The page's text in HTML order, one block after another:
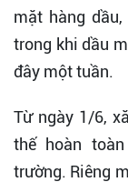
mặt hàng
trong khi dầu
đây một tuần.
Từ ngày 1/6,
thế hoàn
trường. Riêng